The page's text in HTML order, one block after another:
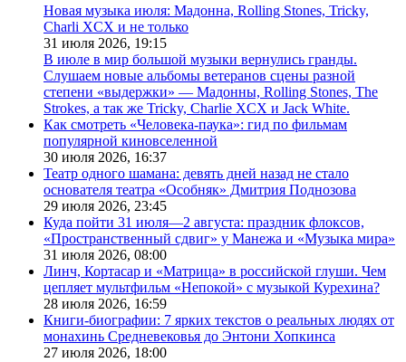
Новая музыка июля: Мадонна, Rolling Stones, Tricky,
Charli XCX и не только
31 июля 2026, 19:15
В июле в мир большой музыки вернулись гранды.
Слушаем новые альбомы ветеранов сцены разной
степени «выдержки» — Мадонны, Rolling Stones, The
Strokes, а так же Tricky, Charlie XCX и Jack White.
Как смотреть «Человека-паука»: гид по фильмам
популярной киновселенной
30 июля 2026, 16:37
Театр одного шамана: девять дней назад не стало
основателя театра «Особняк» Дмитрия Поднозова
29 июля 2026, 23:45
Куда пойти 31 июля—2 августа: праздник флоксов,
«Пространственный сдвиг» у Манежа и «Музыка мира»
31 июля 2026, 08:00
Линч, Кортасар и «Матрица» в российской глуши. Чем
цепляет мультфильм «Непокой» с музыкой Курехина?
28 июля 2026, 16:59
Книги-биографии: 7 ярких текстов о реальных людях от
монахинь Средневековья до Энтони Хопкинса
27 июля 2026, 18:00